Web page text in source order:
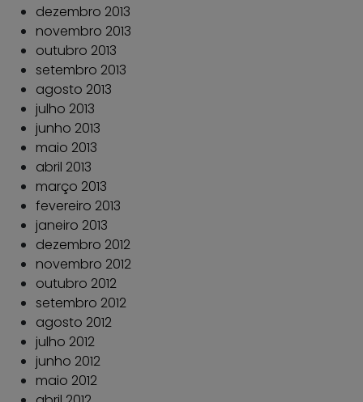
dezembro 2013
novembro 2013
outubro 2013
setembro 2013
agosto 2013
julho 2013
junho 2013
maio 2013
abril 2013
março 2013
fevereiro 2013
janeiro 2013
dezembro 2012
novembro 2012
outubro 2012
setembro 2012
agosto 2012
julho 2012
junho 2012
maio 2012